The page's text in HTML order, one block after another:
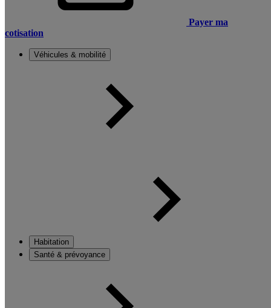
Payer ma
cotisation
Véhicules & mobilité
Habitation
Santé & prévoyance